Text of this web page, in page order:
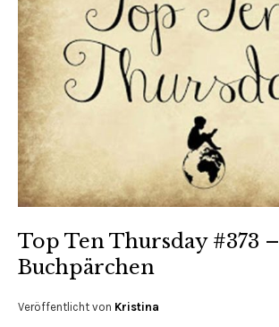
Top Ten Thursday #373 –
Buchpärchen
Veröffentlicht von Kristina